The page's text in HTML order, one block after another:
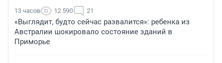
13 часов 12 590 21
«Выглядит, будто сейчас развалится»: ребенка из
Австралии шокировало состояние зданий в
Приморье